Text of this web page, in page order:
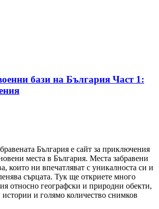
бази на България Част 1:
България е сайт за приключения
места в България. Места забравени
които ни впечатляват с уникалноста си и
сърцата. Тук ще откриете много
относно географски и природни обекти,
и голямо количество снимков